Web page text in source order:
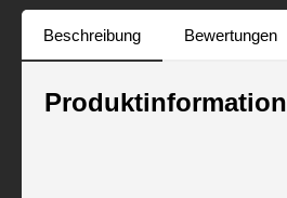
Beschreibung Bewertungen